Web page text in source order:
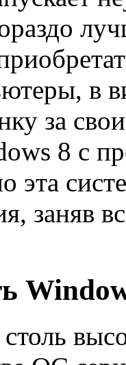
в
за
8 с
эта
заняв